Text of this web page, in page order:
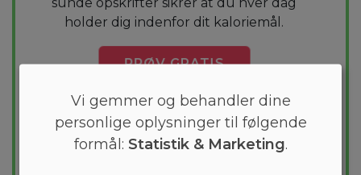
holder dig indenfor dit kaloriemål.
PRØVGRATIS
Vi gemmer og behandler dine
personlige oplysninger til følgende
formål: Statistik & Marketing.